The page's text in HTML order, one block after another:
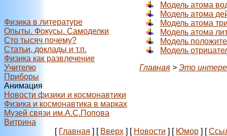
Физика в литературе
Опыты. Фокусы. Самоделки
Сто тысяч почему?
Статьи, доклады и т.п.
Физика как развлечение
Учителю
Приборы
Анимация
Новости физики и космонавтики
Физика и космонавтика в марках
Музей связи им.А.С.Попова
Витрина
Модель атома
Модель атома
Модель атома
Модель атома
Модель
Модель
Главная > Это
[ Главная ] [ Вверх ] [ Новости ] [ Юмор ] [